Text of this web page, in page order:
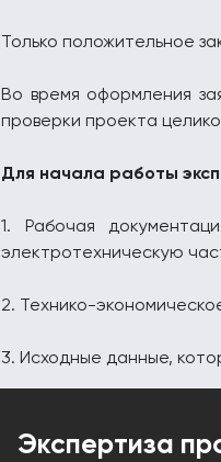
Только положительное
Во время оформления
проверки проекта
Для начала работы
1. Рабочая
электротехническую
2. Технико-
3. Исходные данные,
Экспертиза